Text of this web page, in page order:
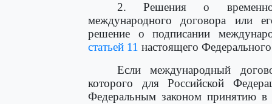
2. Решения о
международного договора или
решение о подписании
статьей 11 настоящего
Если международный
которого для Российской
Федеральным законом принятию в